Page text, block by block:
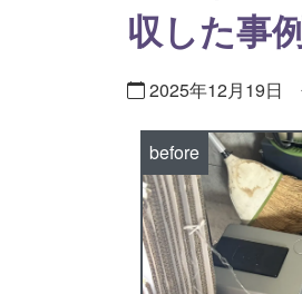
収した事例
2025年12月19日
before